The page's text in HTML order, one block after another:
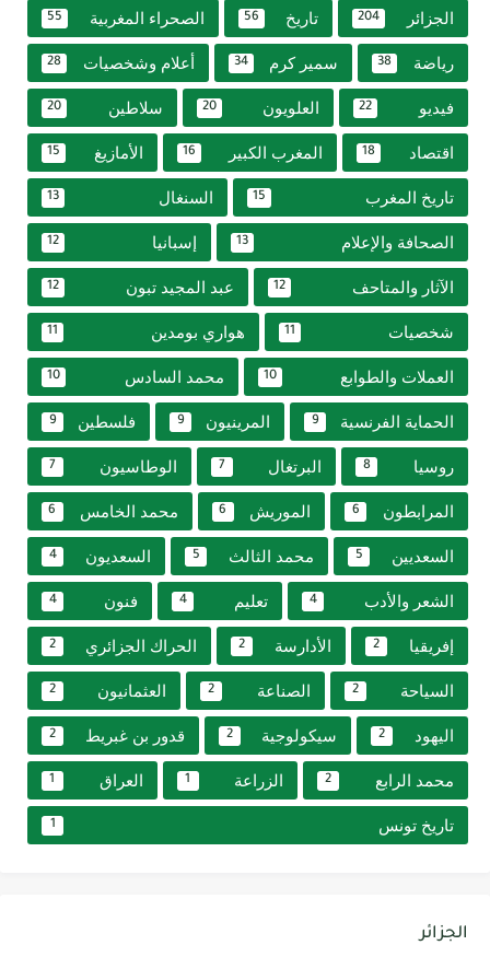
الجزائر 204 تاريخ 56 الصحراء المغربية 55
رياضة 38 سمير كرم 34 أعلام وشخصيات 28
فيديو 22 العلويون 20 سلاطين 20
اقتصاد 18 المغرب الكبير 16 الأمازيغ 15
تاريخ المغرب 15 السنغال 13
الصحافة والإعلام 13 إسبانيا 12
الآثار والمتاحف 12 عبد المجيد تبون 12
شخصيات 11 هواري بومدين 11
العملات والطوابع 10 محمد السادس 10
الحماية الفرنسية 9 المرينيون 9 فلسطين 9
روسيا 8 البرتغال 7 الوطاسيون 7
المرابطون 6 الموريش 6 محمد الخامس 6
السعديين 5 محمد الثالث 5 السعديون 4
الشعر والأدب 4 تعليم 4 فنون 4
إفريقيا 2 الأدارسة 2 الحراك الجزائري 2
السياحة 2 الصناعة 2 العثمانيون 2
اليهود 2 سيكولوجية 2 قدور بن غبريط 2
محمد الرابع 2 الزراعة 1 العراق 1
تاريخ تونس 1
الجزائر